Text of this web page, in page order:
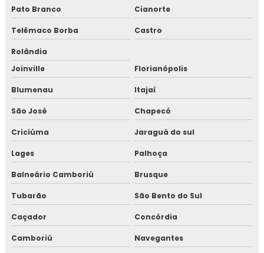
Pato Branco Cianorte
Telêmaco Borba Castro
Rolândia
Joinville
Florianópolis
Blumenau Itajaí
São José Chapecó
Criciúma Jaraguá do sul
Lages Palhoça
Balneário Camboriú Brusque
Tubarão São Bento do Sul
Caçador Concórdia
Camboriú Navegantes